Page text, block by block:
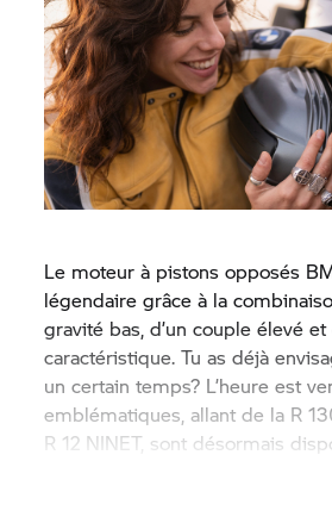
Le moteur à pistons opposés
légendaire grâce à la
gravité bas, d’un couple élevé et
caractéristique. Tu as déjà
un certain temps? L’heure est
emblématiques, allant de la R
R 12 NINET, sont désormais